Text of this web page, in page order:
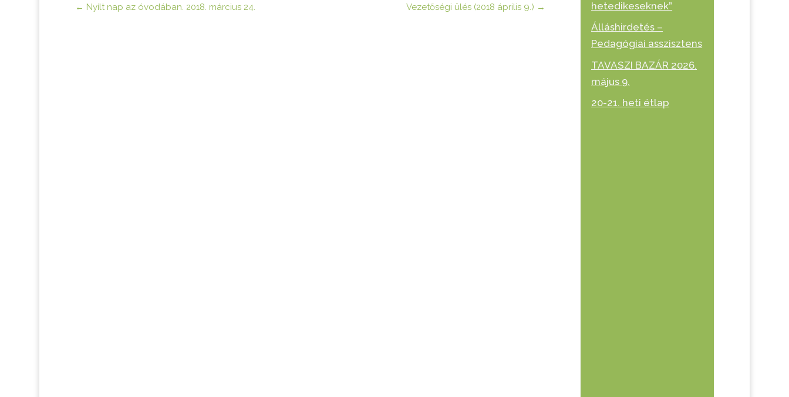
← Nyílt nap az óvodában. 2018. március 24. Vezetőségi ülés (2018 április 9.) →
hetedikeseknek”
Álláshirdetés –
Pedagógiai asszisztens
TAVASZI BAZÁR 2026.
május 9.
20-21. heti étlap